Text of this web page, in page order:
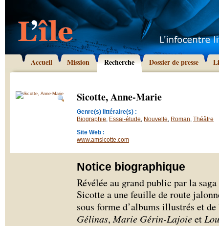
Accueil Mission Recherche Dossier de presse
Sicotte, Anne-Marie
Genre(s) littéraire(s) :
Biographie, Essai-étude, Nouvelle, Roman, Théâtre
Site Web :
www.amsicotte.com
Notice biographique
Révélée au grand public par la saga
Sicotte a une feuille de route
sous forme d’albums illustrés et
Gélinas,Marie Gérin-Lajoieet